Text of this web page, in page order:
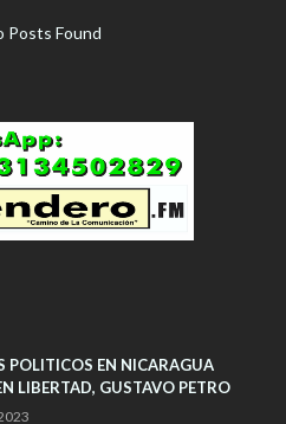
Posts Found
POLITICOS EN NICARAGUA
LIBERTAD, GUSTAVO PETRO